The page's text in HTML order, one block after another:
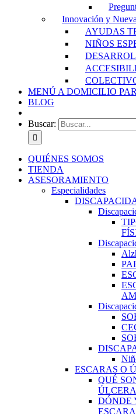
Innovación y
AYUDAS
NIÑOS
MENÚ A DOMICILIO
BLOG
Buscar:
QUIÉNES SOMOS
TIENDA
ASESORAMIENTO
Especialidades
ESCARAS O
QUÉ
DÓNDE